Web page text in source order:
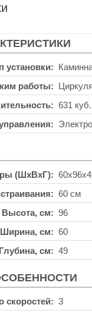
установки
работы
631
(ШхВхГ)
60 см
Высота, см
96
Ширина, см
60
Глубина, см
49
скоростей
3